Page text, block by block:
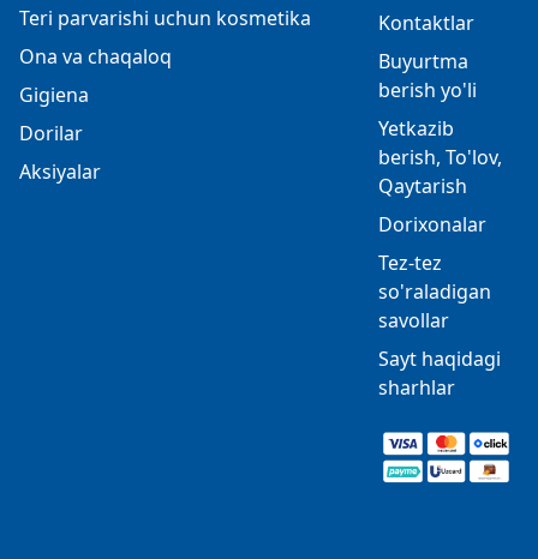
Teri parvarishi uchun kosmetika
Ona va chaqaloq
Gigiena
Dorilar
Aksiyalar
Kontaktlar
Buyurtma
berish yo'li
Yetkazib
berish, To'lov,
Qaytarish
Dorixonalar
Tez-tez
so'raladigan
savollar
Sayt haqidagi
sharhlar